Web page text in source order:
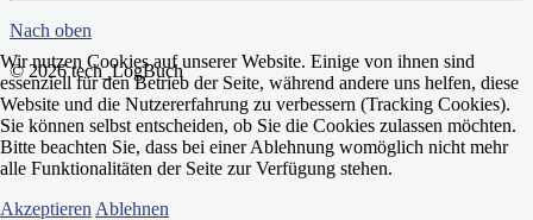
Nach oben
© 2026 tech_LogBuch
Wir nutzen Cookies auf unserer Website. Einige von ihnen sind
essenziell für den Betrieb der Seite, während andere uns helfen, diese
Website und die Nutzererfahrung zu verbessern (Tracking Cookies).
Sie können selbst entscheiden, ob Sie die Cookies zulassen möchten.
Bitte beachten Sie, dass bei einer Ablehnung womöglich nicht mehr
alle Funktionalitäten der Seite zur Verfügung stehen.
Akzeptieren Ablehnen